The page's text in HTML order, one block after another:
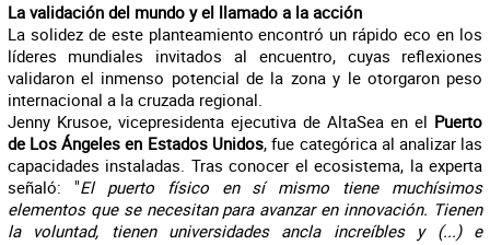
La validación del mundo y el llamado a la acción
La solidez de este planteamiento encontró un rápido eco en los
líderes mundiales invitados al encuentro, cuyas reflexiones
validaron el inmenso potencial de la zona y le otorgaron peso
internacional a la cruzada regional.
Jenny Krusoe, vicepresidenta ejecutiva de AltaSea en el Puerto
de Los Ángeles en Estados Unidos, fue categórica al analizar las
capacidades instaladas. Tras conocer el ecosistema, la experta
señaló: "El puerto físico en sí mismo tiene muchísimos
elementos que se necesitan para avanzar en innovación. Tienen
la voluntad, tienen universidades ancla increíbles y (...) e